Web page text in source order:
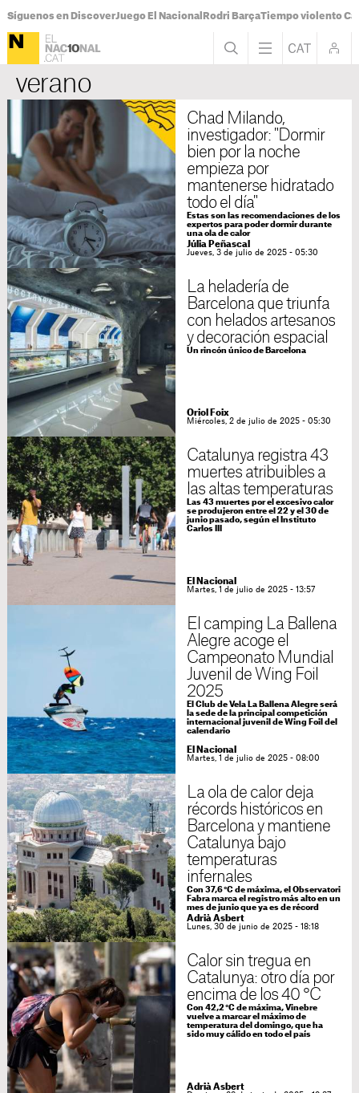
Síguenos en DiscoverJuego El Nacional Rodri BarçaTiempo violento
verano
Chad Milando,
investigador: "Dormir
bien por la noche
empieza por
mantenerse hidratado
todo el día"
Estas son las recomendaciones de los
expertos para poder dormir durante
una ola de calor
Júlia Peñascal
Jueves, 3 de julio de 2025 - 05:30
La heladería de
Barcelona que triunfa
con helados artesanos
y decoración espacial
Un rincón único de Barcelona
Oriol Foix
Miércoles, 2 de julio de 2025 - 05:30
Catalunya registra 43
muertes atribuibles a
las altas temperaturas
Las 43 muertes por el excesivo calor
se produjeron entre el 22 y el 30 de
junio pasado, según el Instituto
Carlos III
El Nacional
Martes, 1 de julio de 2025 - 13:57
El camping La Ballena
Alegre acoge el
Campeonato Mundial
Juvenil de Wing Foil
2025
El Club de Vela La Ballena Alegre será
la sede de la principal competición
internacional juvenil de Wing Foil del
calendario
El Nacional
Martes, 1 de julio de 2025 - 08:00
La ola de calor deja
récords históricos en
Barcelona y mantiene
Catalunya bajo
temperaturas
infernales
Con 37,6 °C de máxima, el Observatori
Fabra marca el registro más alto en un
mes de junio que ya es de récord
Adrià Asbert
Lunes, 30 de junio de 2025 - 18:18
Calor sin tregua en
Catalunya: otro día por
encima de los 40 °C
Con 42,2 °C de máxima, Vinebre
vuelve a marcar el máximo de
temperatura del domingo, que ha
sido muy cálido en todo el país
Adrià Asbert